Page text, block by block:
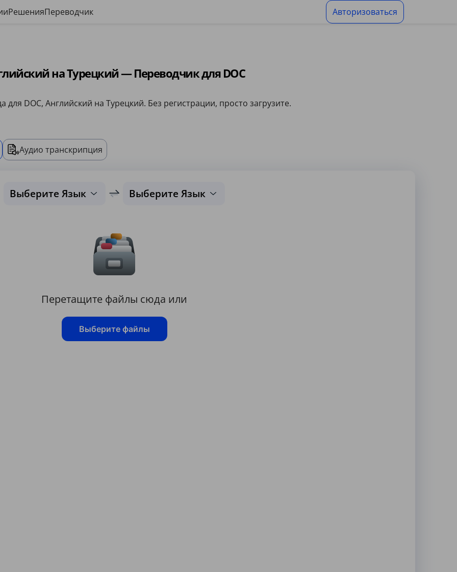
РешенияПереводчик Авторизоваться
на Турецкий — Переводчик для DOC
для DOC, Английский на Турецкий. Без регистрации, просто загрузите.
Аудио транскрипция
Выберите Язык Выберите Язык
Перетащите файлы сюда или
Выберите файлы